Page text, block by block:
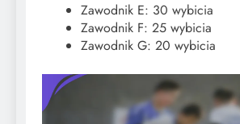
Zawodnik E: 30 wybicia
Zawodnik F: 25 wybicia
Zawodnik G: 20 wybicia